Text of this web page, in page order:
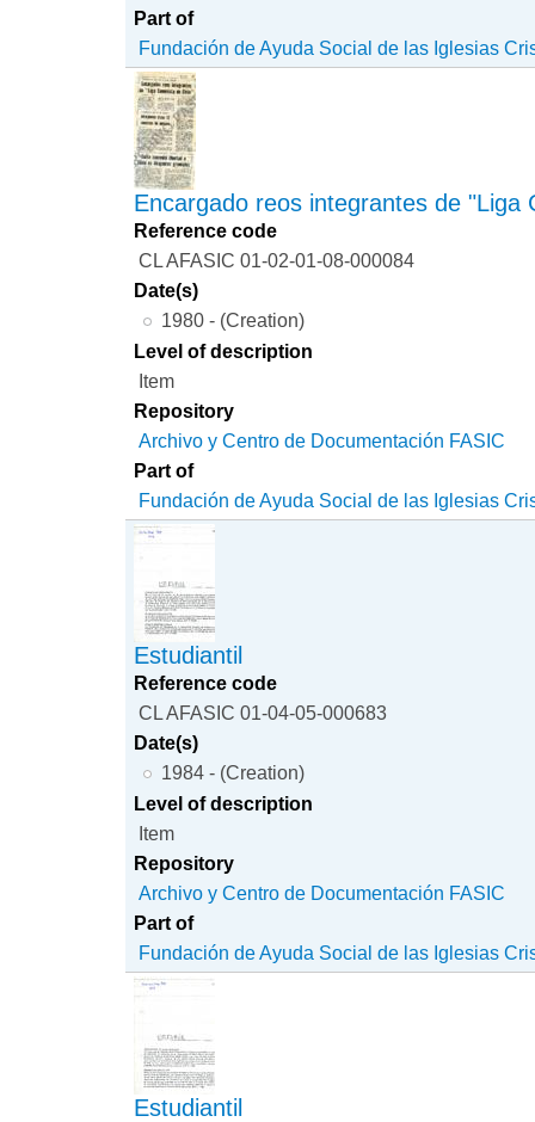
Part of
Fundación de Ayuda Social de las Iglesias
Encargado reos integrantes de "Liga
Reference code
CL AFASIC 01-02-01-08-000084
Date(s)
1980 - (Creation)
Level of description
Item
Repository
Archivo y Centro de Documentación FASIC
Part of
Fundación de Ayuda Social de las Iglesias
Estudiantil
Reference code
CL AFASIC 01-04-05-000683
Date(s)
1984 - (Creation)
Level of description
Item
Repository
Archivo y Centro de Documentación FASIC
Part of
Fundación de Ayuda Social de las Iglesias
Estudiantil